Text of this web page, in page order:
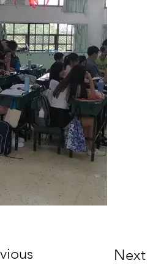
Next